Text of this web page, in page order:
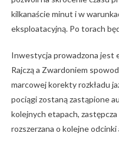
kilkanaście minut i w
eksploatacyjną. Po torach
Inwestycja prowadzona jest
Rajczą a Zwardoniem
marcowej korekty rozkładu
pociągi zostaną zastąpione
kolejnych etapach,
rozszerzana o kolejne